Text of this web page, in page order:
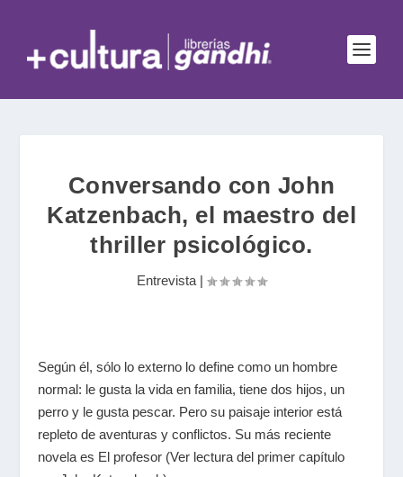
Conversando con John
Katzenbach, el maestro del
thriller psicológico.
Entrevista |
Según él, sólo lo externo lo define como un hombre
normal: le gusta la vida en familia, tiene dos hijos, un
perro y le gusta pescar. Pero su paisaje interior está
repleto de aventuras y conflictos. Su más reciente
novela es El profesor (Ver lectura del primer capítulo